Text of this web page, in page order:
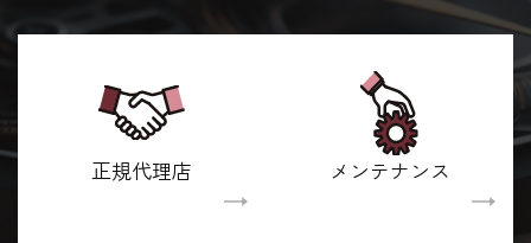
正規代理店 メンテナンス